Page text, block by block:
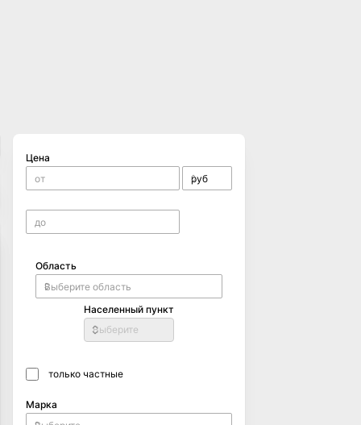
Цена
Область
Населенный пункт
Выберите
только частные
Марка